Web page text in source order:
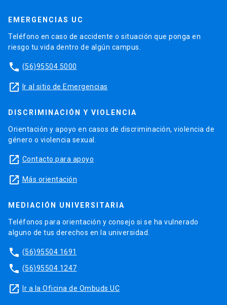
EMERGENCIAS UC
Teléfono en caso de accidente o situación que ponga en
riesgo tu vida dentro de algún campus.
phone (56)95504 5000
launch Ir al sitio de Emergencias
DISCRIMINACIÓN Y VIOLENCIA
Orientación y apoyo en casos de discriminación, violencia de
género o violencia sexual.
launch Contacto para apoyo
launch Más orientación
MEDIACIÓN UNIVERSITARIA
Teléfonos para orientación y consejo si se ha vulnerado
alguno de tus derechos en la universidad.
phone (56)95504 1691
phone (56)95504 1247
launch Ir a la Oficina de Ombuds UC